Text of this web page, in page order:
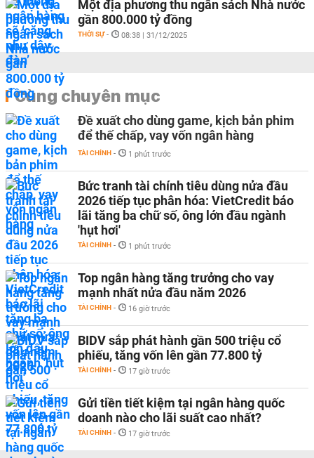
Một địa phương thu ngân sách Nhà nước
gần 800.000 tỷ đồng
THỜI SỰ - 08:38 | 31/12/2025
Cùng chuyên mục
Đề xuất cho dùng game, kịch bản phim
để thế chấp, vay vốn ngân hàng
TÀI CHÍNH - 1 phút trước
Bức tranh tài chính tiêu dùng nửa đầu
2026 tiếp tục phân hóa: VietCredit báo
lãi tăng ba chữ số, ông lớn đầu ngành
'hụt hơi'
TÀI CHÍNH - 1 phút trước
Top ngân hàng tăng trưởng cho vay
mạnh nhất nửa đầu năm 2026
TÀI CHÍNH - 16 giờ trước
BIDV sắp phát hành gần 500 triệu cổ
phiếu, tăng vốn lên gần 77.800 tỷ
TÀI CHÍNH - 17 giờ trước
Gửi tiền tiết kiệm tại ngân hàng quốc
doanh nào cho lãi suất cao nhất?
TÀI CHÍNH - 17 giờ trước